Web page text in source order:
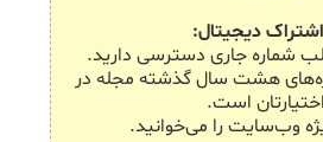
اشتراک دیجیتال:
شماره جاری دسترسی دارید.
هشت سال گذشته مجله در
اختیارتان است.
وب‌سایت را می‌خوانید.